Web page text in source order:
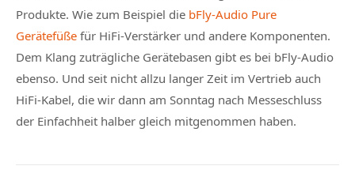
Produkte. Wie zum Beispiel die bFly-Audio Pure
Gerätefüße für HiFi-Verstärker und andere Komponenten.
Dem Klang zuträgliche Gerätebasen gibt es bei bFly-Audio
ebenso. Und seit nicht allzu langer Zeit im Vertrieb auch
HiFi-Kabel, die wir dann am Sonntag nach Messeschluss
der Einfachheit halber gleich mitgenommen haben.